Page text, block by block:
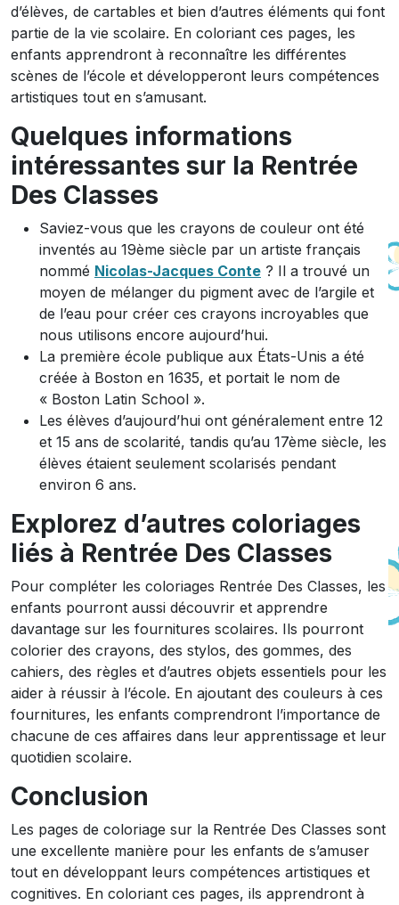
d’élèves, de cartables et bien d’autres éléments qui font
partie de la vie scolaire. En coloriant ces pages, les
enfants apprendront à reconnaître les différentes
scènes de l’école et développeront leurs compétences
artistiques tout en s’amusant.
Quelques informations
intéressantes sur la Rentrée
Des Classes
Saviez-vous que les crayons de couleur ont été
inventés au 19ème siècle par un artiste français
nommé Nicolas-Jacques Conte ? Il a trouvé un
moyen de mélanger du pigment avec de l’argile et
de l’eau pour créer ces crayons incroyables que
nous utilisons encore aujourd’hui.
La première école publique aux États-Unis a été
créée à Boston en 1635, et portait le nom de
« Boston Latin School ».
Les élèves d’aujourd’hui ont généralement entre 12
et 15 ans de scolarité, tandis qu’au 17ème siècle, les
élèves étaient seulement scolarisés pendant
environ 6 ans.
Explorez d’autres coloriages
liés à Rentrée Des Classes
Pour compléter les coloriages Rentrée Des Classes, les
enfants pourront aussi découvrir et apprendre
davantage sur les fournitures scolaires. Ils pourront
colorier des crayons, des stylos, des gommes, des
cahiers, des règles et d’autres objets essentiels pour les
aider à réussir à l’école. En ajoutant des couleurs à ces
fournitures, les enfants comprendront l’importance de
chacune de ces affaires dans leur apprentissage et leur
quotidien scolaire.
Conclusion
Les pages de coloriage sur la Rentrée Des Classes sont
une excellente manière pour les enfants de s’amuser
tout en développant leurs compétences artistiques et
cognitives. En coloriant ces pages, ils apprendront à